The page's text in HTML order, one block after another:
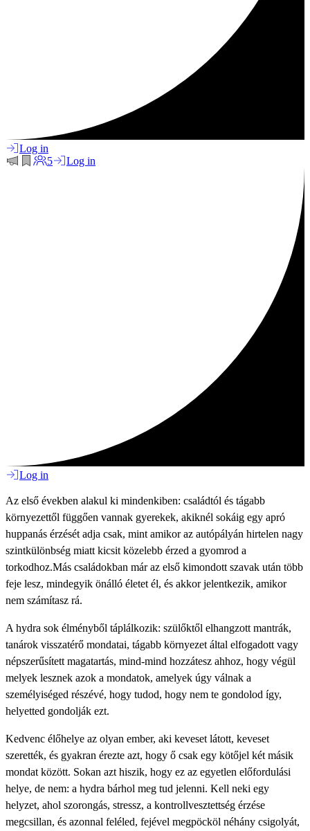
Log in
5
Log in
Log in
Az első években alakul ki mindenkiben: családtól és tágabb
környezettől függően vannak gyerekek, akiknél sokáig egy apró
huppanás érzését adja csak, mint amikor az autópályán hirtelen nagy
szintkülönbség miatt kicsit közelebb érzed a gyomrod a
torkodhoz.Más családokban már az első kimondott szavak után több
feje lesz, mindegyik önálló életet él, és akkor jelentkezik, amikor
nem számítasz rá.
A hydra sok élményből táplálkozik: szülőktől elhangzott mantrák,
tanárok visszatérő mondatai, tágabb környezet által elfogadott vagy
népszerűsített magatartás, mind-mind hozzátesz ahhoz, hogy végül
melyek lesznek azok a mondatok, amelyek úgy válnak a
személyiséged részévé, hogy tudod, hogy nem te gondolod így,
helyetted gondolják ezt.
Kedvenc élőhelye az olyan ember, aki keveset látott, keveset
szerették, és gyakran érezte azt, hogy ő csak egy kötőjel két másik
mondat között. Sokan azt hiszik, hogy ez az egyetlen előfordulási
helye, de nem: a hydra bárhol meg tud jelenni. Kell neki egy
helyzet, ahol szorongás, stressz, a kontrollvesztettség érzése
megcsillan, és azonnal feléled, fejével megpöcköl néhány csigolyát,